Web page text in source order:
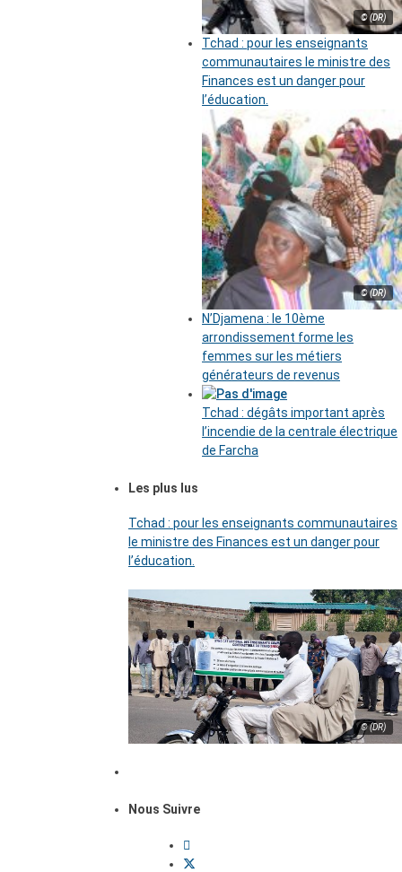
© (DR)
Tchad : pour les enseignants
communautaires le ministre des
Finances est un danger pour
l’éducation.
© (DR)
N’Djamena : le 10ème
arrondissement forme les
femmes sur les métiers
générateurs de revenus
Tchad : dégâts important après
l’incendie de la centrale électrique
de Farcha
Les plus lus
Tchad : pour les enseignants communautaires
le ministre des Finances est un danger pour
l’éducation.
© (DR)
Nous Suivre